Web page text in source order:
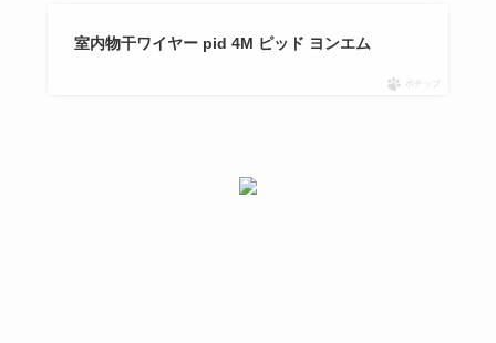
室内物干ワイヤー pid 4M ピッド ヨンエム
ポチップ